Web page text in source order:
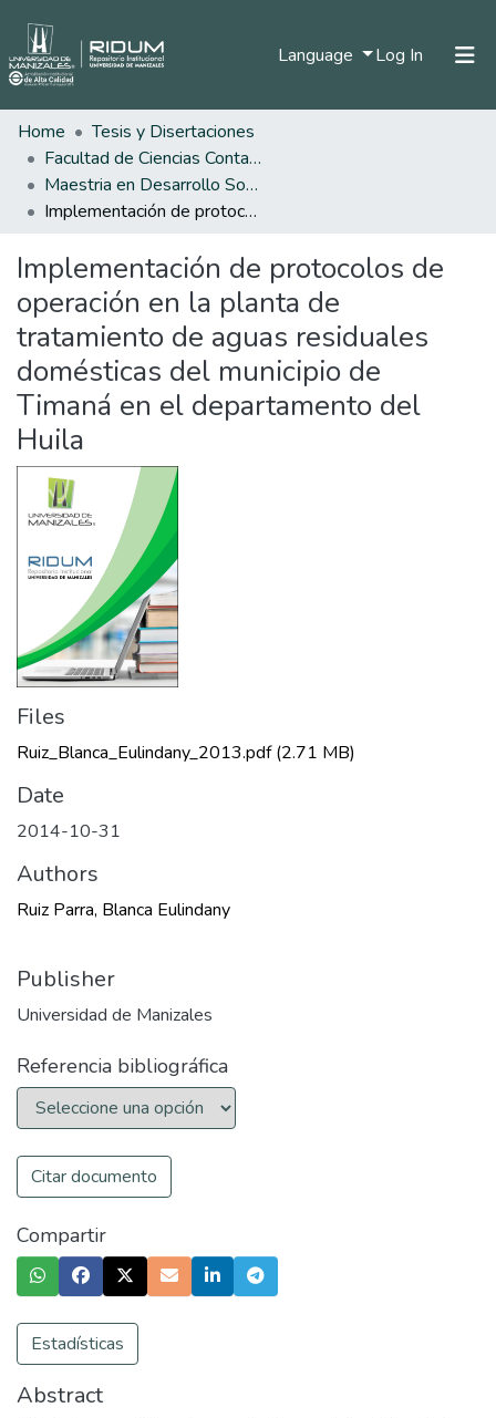
Language Log In (current)
Statistics
Home
Tesis y Disertaciones
Facultad de Ciencias Contables Económicas y Administrativas
Maestria en Desarrollo Sostenible y Medio Ambiente
Implementación de protocolos de operación en la planta de tratamiento de aguas residuales domésticas del municipio de Timaná en el departamento del Huila
Implementación de protocolos de
operación en la planta de
tratamiento de aguas residuales
domésticas del municipio de
Timaná en el departamento del
Huila
Files
Ruiz_Blanca_Eulindany_2013.pdf(2.71 MB)
Date
2014-10-31
Authors
Ruiz Parra, Blanca Eulindany
Publisher
Universidad de Manizales
Referencia bibliográfica
Citar documento
Compartir
Estadísticas
Abstract